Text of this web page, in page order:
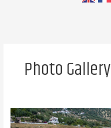
Photo Gallery
Camping